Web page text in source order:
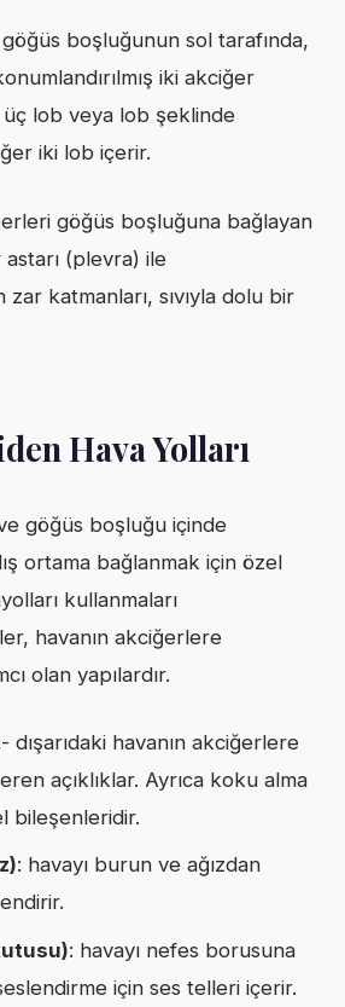
boşluğunun sol tarafında,
iki akciğer
lob veya lob şeklinde
iki lob içerir.
göğüs boşluğuna bağlayan
(plevra) ile
zar katmanları, sıvıyla dolu bir
Hava Yolları
göğüs boşluğu içinde
ortama bağlanmak için özel
kullanmaları
havanın akciğerlere
olan yapılardır.
- dışarıdaki havanın akciğerlere
açıklıklar. Ayrıca koku alma
bileşenleridir.
: havayı burun ve ağızdan
: havayı nefes borusuna
için ses telleri içerir.